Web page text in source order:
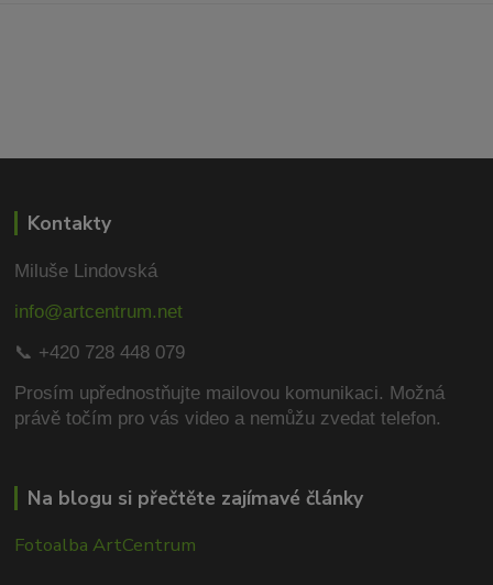
Kontakty
Miluše Lindovská
info@artcentrum.net
📞 +420 728 448 079
Prosím upřednostňujte mailovou komunikaci. Možná
právě točím pro vás video a nemůžu zvedat telefon.
Na blogu si přečtěte zajímavé články
Fotoalba ArtCentrum